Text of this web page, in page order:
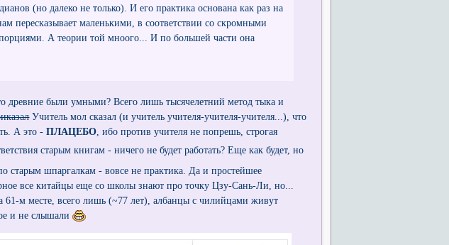
(но далеко не только). И его практика основана как раз на
пересказывает маленькими, в соответствии со скромными
А теории той мноого... И по большей части она
древние были умными? Всего лишь тысячелетний метод тыка и
Учитель мол сказал (и учитель учителя-учителя-учителя...), что
А это -ПЛАЦЕБО , ибо против учителя не попрешь, строгая
старым книгам - ничего не будет работать? Еще как будет, но
старым шпаргалкам - вовсе не практика. Да и простейшее
все китайцы еще со школы знают про точку Цзу-Сань-Ли, но...
61-м месте, всего лишь (~77 лет), албанцы с чилийцами живут
и не слышали